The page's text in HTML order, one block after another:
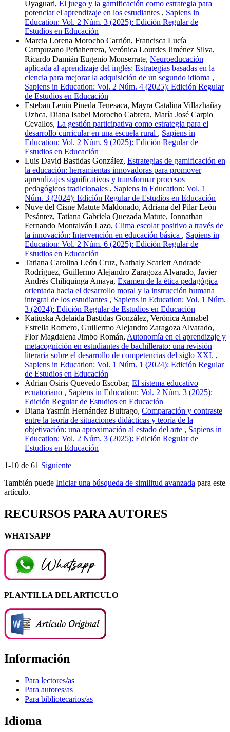
Uyaguari, El juego y la gamificación como estrategia para
potenciar el aprendizaje en los estudiantes , Sapiens in
Education: Vol. 2 Núm. 3 (2025): Edición Regular de
Estudios en Educación
Marcia Lorena Morocho Carrión, Francisca Lucía
Campuzano Peñaherrera, Verónica Lourdes Jiménez Silva,
Ricardo Damián Eugenio Monserrate, Neuroeducación
aplicada al aprendizaje del inglés: Estrategias basadas en la
ciencia para mejorar la adquisición de un segundo idioma ,
Sapiens in Education: Vol. 2 Núm. 4 (2025): Edición Regular
de Estudios en Educación
Esteban Lenin Pineda Tenesaca, Mayra Catalina Villazhañay
Uzhca, Diana Isabel Morocho Cabrera, María José Carpio
Cevallos, La gestión participativa como estrategia para el
desarrollo curricular en una escuela rural , Sapiens in
Education: Vol. 2 Núm. 9 (2025): Edición Regular de
Estudios en Educación
Luis David Bastidas González, Estrategias de gamificación en
la educación: herramientas innovadoras para promover
aprendizajes significativos y transformar procesos
pedagógicos tradicionales , Sapiens in Education: Vol. 1
Núm. 3 (2024): Edición Regular de Estudios en Educación
Nuve del Cisne Matute Maldonado, Adriana del Pilar León
Pesántez, Tatiana Gabriela Quezada Matute, Jonnathan
Fernando Montalván Lazo, Clima escolar positivo a través de
la innovación: Intervención en educación básica , Sapiens in
Education: Vol. 2 Núm. 6 (2025): Edición Regular de
Estudios en Educación
Tatiana Carolina León Cruz, Nathaly Scarlett Andrade
Rodríguez, Guillermo Alejandro Zaragoza Alvarado, Javier
Andrés Chiliquinga Amaya, Examen de la ética pedagógica
orientada hacia el desarrollo moral y la instrucción humana
integral de los estudiantes , Sapiens in Education: Vol. 1 Núm.
3 (2024): Edición Regular de Estudios en Educación
Katiuska Adelaida Bastidas González, Verónica Annabel
Estrella Romero, Guillermo Alejandro Zaragoza Alvarado,
Flor Magdalena Jimbo Román, Autonomía en el aprendizaje y
metacognición en estudiantes de bachillerato: una revisión
literaria sobre el desarrollo de competencias del siglo XXI. ,
Sapiens in Education: Vol. 1 Núm. 1 (2024): Edición Regular
de Estudios en Educación
Adrian Osiris Quevedo Escobar, El sistema educativo
ecuatoriano , Sapiens in Education: Vol. 2 Núm. 3 (2025):
Edición Regular de Estudios en Educación
Diana Yasmín Hernández Buitrago, Comparación y contraste
entre la teoría de situaciones didácticas y teoría de la
objetivación: una aproximación al estado del arte , Sapiens in
Education: Vol. 2 Núm. 3 (2025): Edición Regular de
Estudios en Educación
1-10 de 61 Siguiente
También puede Iniciar una búsqueda de similitud avanzada para este
artículo.
RECURSOS PARA AUTORES
WHATSAPP
PLANTILLA DEL ARTICULO
Información
Para lectores/as
Para autores/as
Para bibliotecarios/as
Idioma